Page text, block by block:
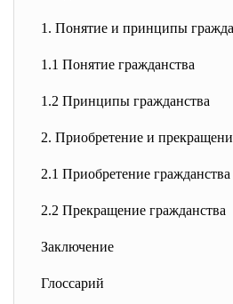
1. Понятие и принципы
1.1 Понятие гражданства
1.2 Принципы гражданства
2. Приобретение и
2.1 Приобретение гражданства
2.2 Прекращение гражданства
Заключение
Глоссарий